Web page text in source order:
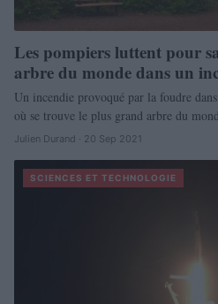
Les pompiers luttent pour
arbre du monde dans un
Un incendie provoqué par la foudre
où se trouve le plus grand arbre du
Julien Durand · 20 Sep 2021
SCIENCES ET TECHNOLOGIE